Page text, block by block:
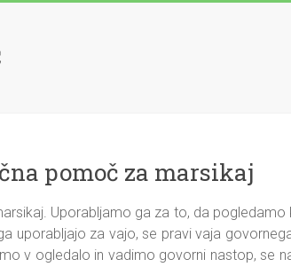
pomoč za marsikaj
Uporabljamo ga za to, da pogledamo
uporabljajo za vajo, se pravi vaja
v ogledalo in vadimo govorni nastop, se